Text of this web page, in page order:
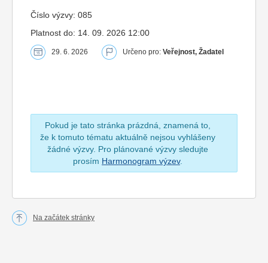
Číslo výzvy: 085
Platnost do: 14. 09. 2026 12:00
29. 6. 2026 Určeno pro: Veřejnost, Žadatel
Pokud je tato stránka prázdná, znamená to,
že k tomuto tématu aktuálně nejsou vyhlášeny
žádné výzvy. Pro plánované výzvy sledujte
prosím Harmonogram výzev.
Na začátek stránky